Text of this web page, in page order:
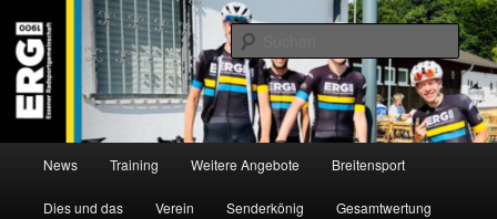
Inhalt
wechseln
sekundären
Inhalt
wechselnERG 1900 e.V
Willkommen bei der Essener Radsportgemeinschaft
News Training Weitere Angebote Breitensport
Dies und das Verein Senderkönig Gesamtwertung